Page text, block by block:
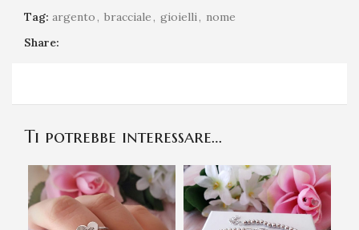
Tag: argento, bracciale, gioielli, nome
Share:
Ti potrebbe interessare…